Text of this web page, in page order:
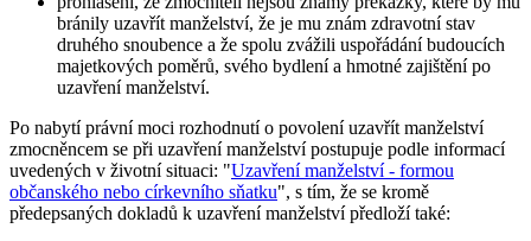
bránily uzavřít manželství, že je mu znám zdravotní stav
druhého snoubence a že spolu zvážili uspořádání budoucích
majetkových poměrů, svého bydlení a hmotné zajištění po
uzavření manželství.
Po nabytí právní moci rozhodnutí o povolení uzavřít manželství
zmocněncem se při uzavření manželství postupuje podle informací
uvedených v životní situaci: "Uzavření manželství - formou
občanského nebo církevního sňatku", s tím, že se kromě
předepsaných dokladů k uzavření manželství předloží také: